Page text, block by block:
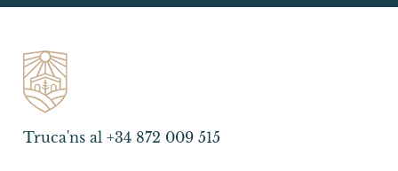
Truca'ns al +34 872 009 515